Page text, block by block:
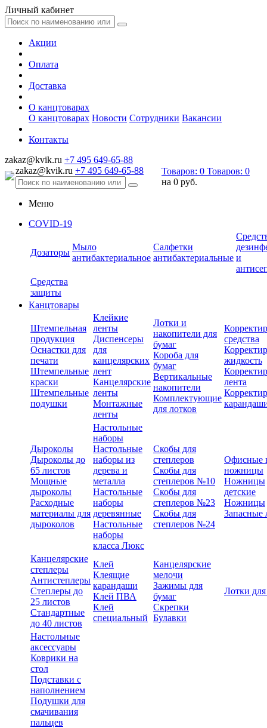
Личный кабинет
Акции
Оплата
Доставка
О канцтоварах
О канцтоварах Новости Сотрудники Вакансии
Контакты
zakaz@kvik.ru +7 495 649-65-88
zakaz@kvik.ru +7 495 649-65-88 Товаров: 0 Товаров: 0
на 0 руб.
Меню
COVID-19
Дозаторы
Мыло
антибактериальное
Салфетки
антибактериальные и
Средства
защиты
Канцтовары
Штемпельная
продукция
Оснастки для
печати
Штемпельные
краски
Штемпельные
подушки
Клейкие
ленты
Диспенсеры
для
канцелярских
лент
Канцелярские
ленты
Монтажные
ленты
Лотки и
накопители для
бумаг
Короба для
бумаг
Вертикальные
накопители
Комплектующие
для лотков
средства
жидкость
лента
Дыроколы
Дыроколы до
65 листов
Мощные
дыроколы
Расходные
материалы для
дыроколов
Настольные
наборы
Настольные
наборы из
дерева и
металла
Настольные
наборы
деревянные
Настольные
наборы
класса Люкс
Скобы для
степлеров
Скобы для
степлеров №10
Скобы для
степлеров №23
Скобы для
степлеров №24
Офисные
ножницы
Ножницы
детские
Ножницы
Запасные
Канцелярские
степлеры
Антистеплеры
Степлеры до
25 листов
Стандартные
до 40 листов
Клей
Клеящие
карандаши
Клей ПВА
Клей
специальный
Канцелярские
мелочи
Зажимы для
бумаг
Скрепки
Булавки
Лотки
Настольные
аксессуары
Коврики на
стол
Подставки с
наполнением
Подушки для
смачивания
пальцев